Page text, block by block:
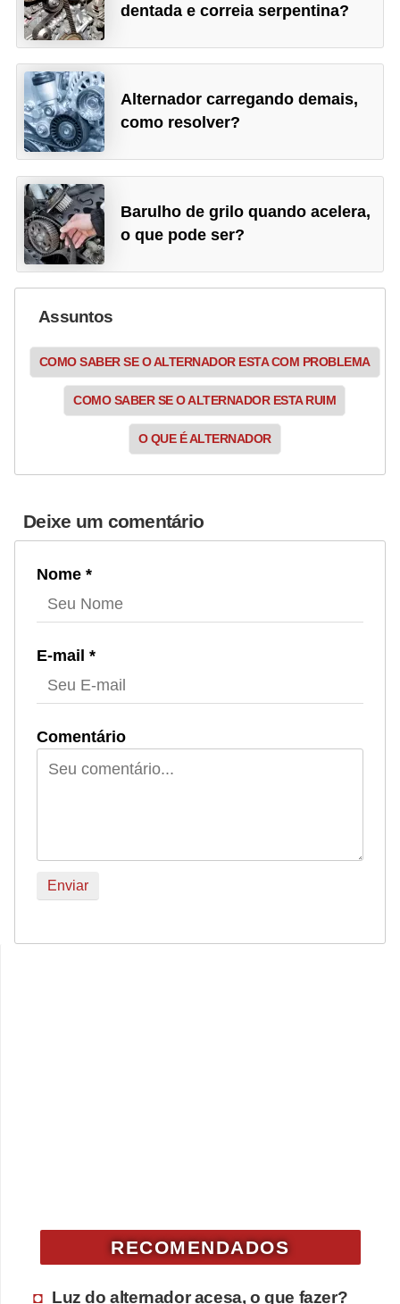
dentada e correia serpentina?
Alternador carregando demais,
como resolver?
Barulho de grilo quando acelera,
o que pode ser?
Assuntos
COMO SABER SE O ALTERNADOR ESTA COM PROBLEMA
COMO SABER SE O ALTERNADOR ESTA RUIM
O QUE É ALTERNADOR
Deixe um comentário
Nome *
E-mail *
Comentário
RECOMENDADOS
Luz do alternador acesa, o que fazer?